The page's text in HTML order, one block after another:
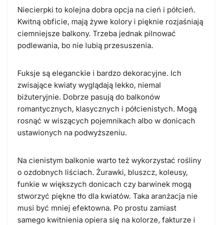
Niecierpki to kolejna dobra opcja na cień i półcień.
Kwitną obficie, mają żywe kolory i pięknie rozjaśniają
ciemniejsze balkony. Trzeba jednak pilnować
podlewania, bo nie lubią przesuszenia.
Fuksje są eleganckie i bardzo dekoracyjne. Ich
zwisające kwiaty wyglądają lekko, niemal
biżuteryjnie. Dobrze pasują do balkonów
romantycznych, klasycznych i półcienistych. Mogą
rosnąć w wiszących pojemnikach albo w donicach
ustawionych na podwyższeniu.
Na cienistym balkonie warto też wykorzystać rośliny
o ozdobnych liściach. Żurawki, bluszcz, koleusy,
funkie w większych donicach czy barwinek mogą
stworzyć piękne tło dla kwiatów. Taka aranżacja nie
musi być mniej efektowna. Po prostu zamiast
samego kwitnienia opiera się na kolorze, fakturze i